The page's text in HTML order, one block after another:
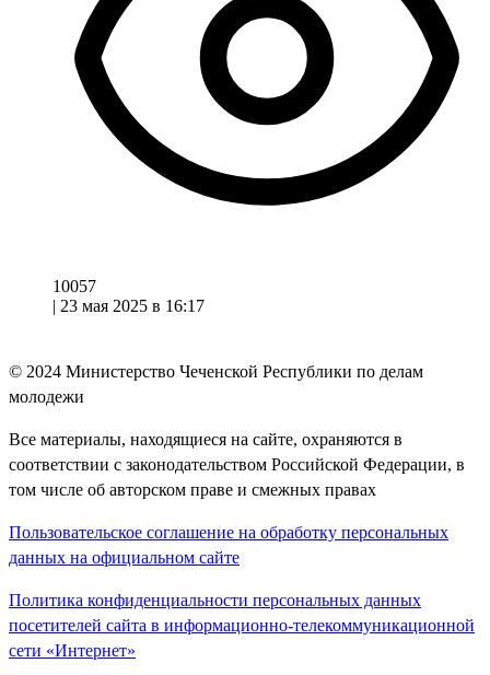
10057
| 23 мая 2025 в 16:17
© 2024 Министерство Чеченской Республики по делам
молодежи
Все материалы, находящиеся на сайте, охраняются в
соответствии с законодательством Российской Федерации, в
том числе об авторском праве и смежных правах
Пользовательское соглашение на обработку персональных
данных на официальном сайте
Политика конфиденциальности персональных данных
посетителей сайта в информационно-телекоммуникационной
сети «Интернет»